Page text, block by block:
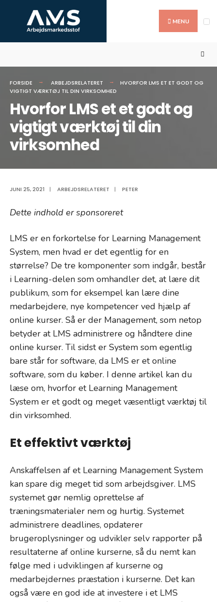
MENU
FORSIDE ARBEJDSRELATERET
HVORFOR LMS ET ET GODT OG
VIGTIGT VÆRKTØJ TIL DIN VIRKSOMHED
Hvorfor LMS et et godt og
vigtigt værktøj til din
virksomhed
JUNI 25, 2021 | ARBEJDSRELATERET | PETER
Dette indhold er sponsoreret
LMS er en forkortelse for Learning Management
System, men hvad er det egentlig for en
størrelse? De tre komponenter som indgår, består
i Learning-delen som omhandler det, at lære dit
publikum, som for eksempel kan lære dine
medarbejdere, nye kompetencer ved hjælp af
online kurser. Så er der Management, som netop
betyder at LMS administrere og håndtere dine
online kurser. Til sidst er System som egentlig
bare står for software, da LMS er et online
software, som du køber. I denne artikel kan du
læse om, hvorfor et Learning Management
System er et godt og meget væsentligt værktøj til
din virksomhed.
Et effektivt værktøj
Anskaffelsen af et Learning Management System
kan spare dig meget tid som arbejdsgiver. LMS
systemet gør nemlig oprettelse af
træningsmaterialer nem og hurtig. Systemet
administrere deadlines, opdaterer
brugeroplysninger og udvikler selv rapporter på
resultaterne af online kurserne, så du nemt kan
følge med i udviklingen af kurserne og
medarbejdernes præstation i kurserne. Det kan
også være en god ide at investere i et LMS
for: